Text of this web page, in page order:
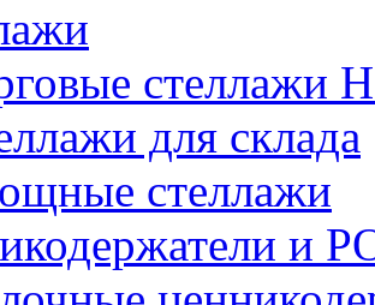
стеллажи
для склада
стеллажи
и